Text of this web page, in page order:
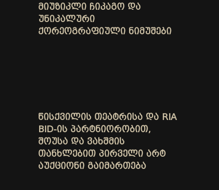
ᲛᲘᲣᲖᲘᲙᲚᲘ ᲩᲘᲙᲐᲒᲝ ᲓᲐ
ᲣᲜᲘᲙᲐᲚᲣᲠᲘ
ᲥᲝᲠᲔᲝᲒᲠᲐᲤᲘᲣᲚᲘ ᲜᲘᲛᲣᲨᲔᲑᲘ
ᲬᲘᲡᲥᲕᲘᲚᲘᲡ ᲗᲔᲐᲢᲠᲘᲡᲐ ᲓᲐ RIA
BID-ᲘᲡ ᲞᲐᲠᲢᲜᲘᲝᲠᲝᲑᲘᲗ,
ᲨᲝᲣᲡᲐ ᲓᲐ ᲕᲐᲮᲨᲛᲘᲡ
ᲗᲐᲜᲮᲚᲔᲑᲘᲗ ᲞᲘᲠᲕᲔᲚᲘ ᲐᲠᲢ
ᲐᲣᲥᲪᲘᲝᲜᲘ ᲒᲐᲘᲛᲐᲠᲗᲔᲑᲐ